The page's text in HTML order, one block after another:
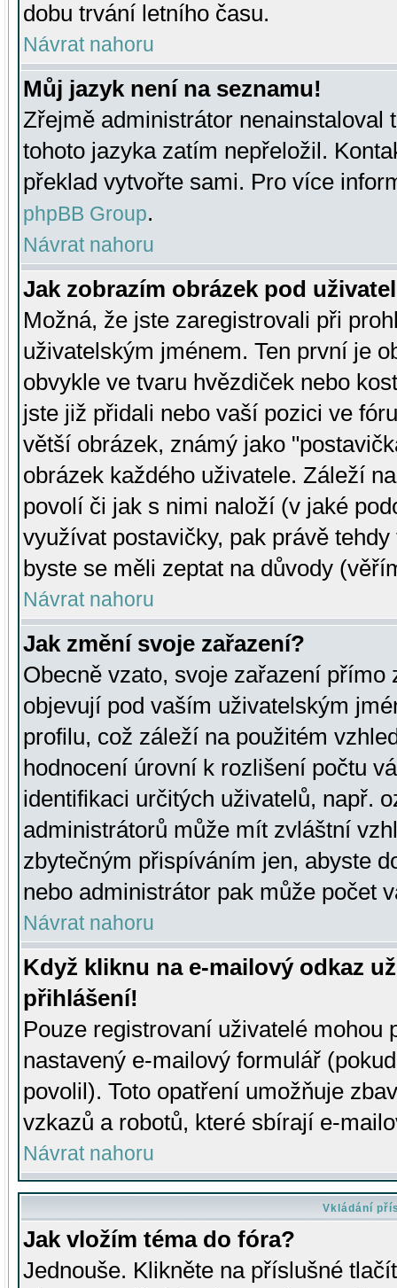
dobu trvání letního času.
Návrat nahoru
Můj jazyk není na seznamu!
Zřejmě administrátor nenainstaloval
tohoto jazyka zatím nepřeložil.
překlad vytvořte sami. Pro více
phpBB Group.
Návrat nahoru
Jak zobrazím obrázek pod
Možná, že jste zaregistrovali při
uživatelským jménem. Ten první je
obvykle ve tvaru hvězdiček nebo
jste již přidali nebo vaší pozici ve
větší obrázek, známý jako
obrázek každého uživatele. Záleží
povolí či jak s nimi naloží (v jaké
využívat postavičky, pak právě
byste se měli zeptat na důvody
Návrat nahoru
Jak změní svoje zařazení?
Obecně vzato, svoje zařazení přímo
objevují pod vaším uživatelským
profilu, což záleží na použitém
hodnocení úrovní k rozlišení počtu
identifikaci určitých uživatelů, např.
administrátorů může mít zvláštní
zbytečným přispíváním jen, abyste
nebo administrátor pak může počet
Návrat nahoru
Když kliknu na e-mailový odkaz
přihlášení!
Pouze registrovaní uživatelé mohou
nastavený e-mailový formulář
povolil). Toto opatření umožňuje
vzkazů a robotů, které sbírají e-
Návrat nahoru
Vkládání
Jak vložím téma do fóra?
Jednouše. Klikněte na příslušné